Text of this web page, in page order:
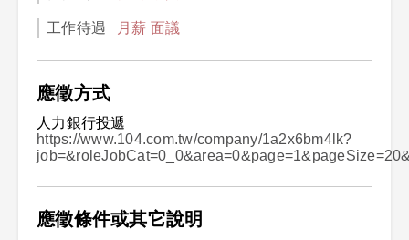
工作待遇 月薪 面議
應徵方式
人力銀行投遞
https://www.104.com.tw/company/1a2x6bm4lk?
應徵條件或其它說明